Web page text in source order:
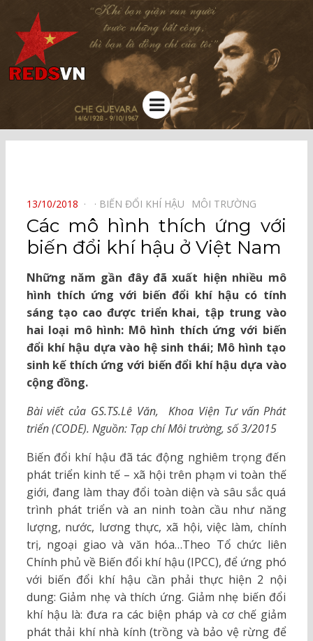
Kênh chia sẻ tri thức cộng đồng
Menu
POSTED
ON
13/10/2018 BIẾN ĐỔI KHÍ HẬU⠀ MÔI TRƯỜNG⠀
Các mô hình thích ứng với
biến đổi khí hậu ở Việt Nam
Những năm gần đây đã xuất hiện nhiều mô
hình thích ứng với biến đổi khí hậu có tính
sáng tạo cao được triển khai, tập trung vào
hai loại mô hình: Mô hình thích ứng với biến
đổi khí hậu dựa vào hệ sinh thái; Mô hình tạo
sinh kế thích ứng với biến đổi khí hậu dựa vào
cộng đồng.
Bài viết của GS.TS.Lê Văn, Khoa Viện Tư vấn Phát
triển (CODE). Nguồn: Tạp chí Môi trường, số 3/2015
Biến đổi khí hậu đã tác động nghiêm trọng đến
phát triển kinh tế – xã hội trên phạm vi toàn thế
giới, đang làm thay đổi toàn diện và sâu sắc quá
trình phát triển và an ninh toàn cầu như năng
lượng, nước, lương thực, xã hội, việc làm, chính
trị, ngoại giao và văn hóa…Theo Tổ chức liên
Chính phủ về Biến đổi khí hậu (IPCC), để ứng phó
với biến đổi khí hậu cần phải thực hiện 2 nội
dung: Giảm nhẹ và thích ứng. Giảm nhẹ biến đổi
khí hậu là: đưa ra các biện pháp và cơ chế giảm
phát thải khí nhà kính (trồng và bảo vệ rừng để